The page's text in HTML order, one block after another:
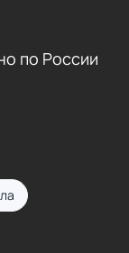
по России